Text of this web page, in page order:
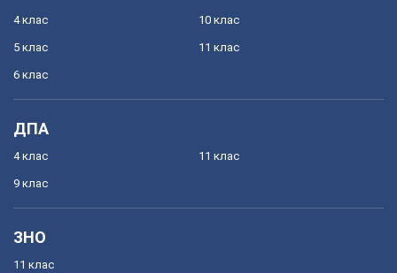
4 клас
5 клас
6 клас
10 клас
11 клас
ДПА
4 клас
9 клас
11 клас
ЗНО
11 клас